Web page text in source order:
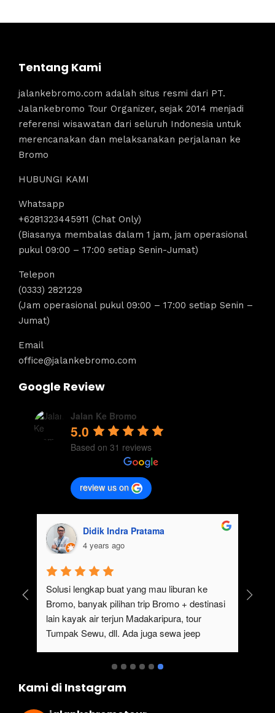
Tentang Kami
jalankebromo.com adalah situs resmi dari PT.
Jalankebromo Tour Organizer, sejak 2014 menjadi
referensi wisawatan dari seluruh Indonesia untuk
merencanakan dan melaksanakan perjalanan ke
Bromo
HUBUNGI KAMI
Whatsapp
+6281323445911 (Chat Only)
(Biasanya membalas dalam 1 jam, jam operasional
pukul 09:00 – 17:00 setiap Senin-Jumat)
Telepon
(0333) 2821229
(Jam operasional pukul 09:00 – 17:00 setiap Senin –
Jumat)
Email
office@jalankebromo.com
Google Review
Jalan Ke Bromo
5.0
Based on 31 reviews
review us on
Didik Indra Pratama
4 years ago
Solusi lengkap buat yang mau liburan ke
Bromo, banyak pilihan trip Bromo + destinasi
lain kayak air terjun Madakaripura, tour
Tumpak Sewu, dll. Ada juga sewa jeep
Kami di Instagram